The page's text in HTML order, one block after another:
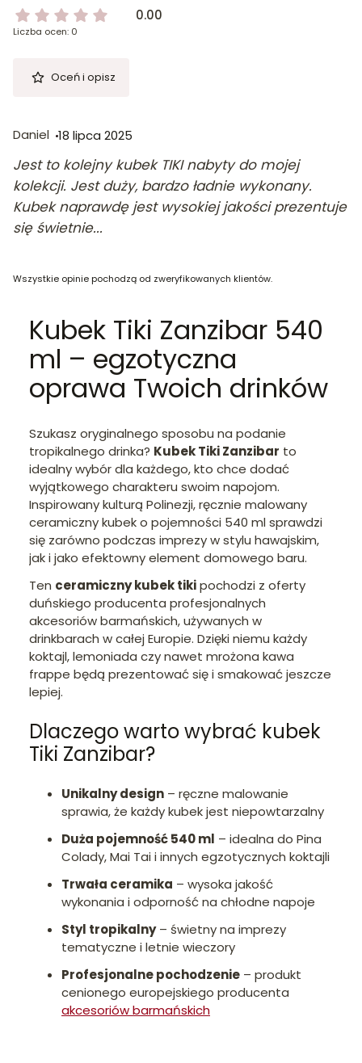
0.00
Liczba ocen: 0
Oceń i opisz
Daniel 18 lipca 2025
Jest to kolejny kubek TIKI nabyty do mojej
kolekcji. Jest duży, bardzo ładnie wykonany.
Kubek naprawdę jest wysokiej jakości prezentuje
się świetnie...
Wszystkie opinie pochodzą od zweryfikowanych klientów.
Kubek Tiki Zanzibar 540
ml – egzotyczna
oprawa Twoich drinków
Szukasz oryginalnego sposobu na podanie
tropikalnego drinka? Kubek Tiki Zanzibar to
idealny wybór dla każdego, kto chce dodać
wyjątkowego charakteru swoim napojom.
Inspirowany kulturą Polinezji, ręcznie malowany
ceramiczny kubek o pojemności 540 ml sprawdzi
się zarówno podczas imprezy w stylu hawajskim,
jak i jako efektowny element domowego baru.
Ten ceramiczny kubek tikipochodzi z oferty
duńskiego producenta profesjonalnych
akcesoriów barmańskich, używanych w
drinkbarach w całej Europie. Dzięki niemu każdy
koktajl, lemoniada czy nawet mrożona kawa
frappe będą prezentować się i smakować jeszcze
lepiej.
Dlaczego warto wybrać kubek
Tiki Zanzibar?
Unikalny design – ręczne malowanie
sprawia, że każdy kubek jest niepowtarzalny
Duża pojemność 540 ml – idealna do Pina
Colady, Mai Tai i innych egzotycznych koktajli
Trwała ceramika – wysoka jakość
wykonania i odporność na chłodne napoje
Styl tropikalny– świetny na imprezy
tematyczne i letnie wieczory
Profesjonalne pochodzenie – produkt
cenionego europejskiego producenta
akcesoriów barmańskich